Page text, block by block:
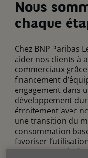
Nous
chaque
Chez BNP Paribas
aider nos clients à
commerciaux
financement
engagement dans
développement
étroitement avec
une transition du
consommation
favoriser
promouvant ainsi